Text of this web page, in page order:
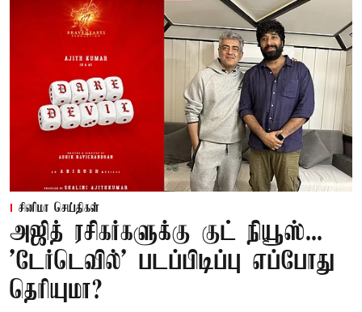
சினிமா செய்திகள்
அஜித் ரசிகர்களுக்கு குட் நியூஸ்...
'டேர்டெவில்' படப்பிடிப்பு எப்போது
தெரியுமா?